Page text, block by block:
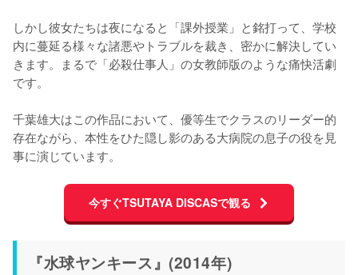
しかし彼女たちは夜になると「課外授業」と銘打って、学校
内に蔓延る様々な諸悪やトラブルを裁き、密かに解決してい
きます。まるで「必殺仕事人」の女教師版のような痛快活劇
です。
千葉雄大はこの作品において、優等生でクラスのリーダー的
存在ながら、本性をひた隠し影のある大病院の息子の役を見
事に演じています。
今すぐTSUTAYA DISCASで観る
『水球ヤンキース』(2014年)